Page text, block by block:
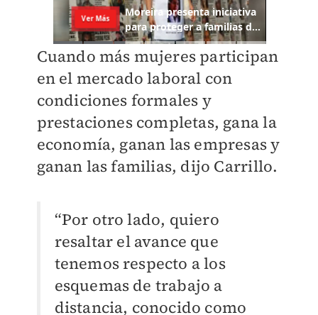
Cuando más mujeres participan
en el mercado laboral con
condiciones formales y
prestaciones completas, gana la
economía, ganan las empresas y
ganan las familias, dijo Carrillo.
“Por otro lado, quiero
resaltar el avance que
tenemos respecto a los
esquemas de trabajo a
distancia, conocido como